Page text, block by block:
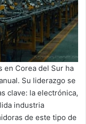
en Corea del Sur ha
Su liderazgo se
clave: la electrónica,
industria
de este tipo de